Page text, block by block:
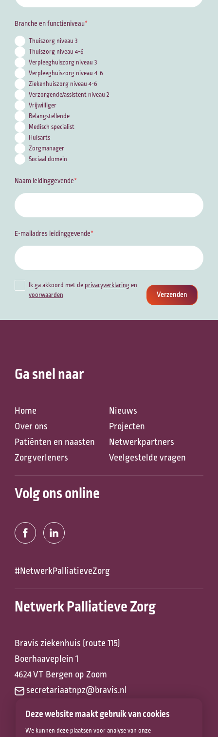
Deze website maakt gebruik van cookies
We kunnen deze plaatsen voor analyse van onze
Branche en functieniveau
Thuiszorg niveau 3
Thuiszorg niveau 4-6
Verpleeghuiszorg niveau 3
Verpleeghuiszorg niveau 4-6
Ziekenhuiszorg niveau 4-6
Verzorgende/assistent niveau 2
Vrijwilliger
Belangstellende
Medisch specialist
Huisarts
Zorgmanager
Sociaal domein
Naam leidinggevende
E-mailadres leidinggevende
Ik ga akkoord met de privacyverklaringen
voorwaarden
Verzenden
Ga snel naar
Home
Over ons
Patiënten en naasten
Zorgverleners
Nieuws
Projecten
Netwerkpartners
Veelgestelde vragen
Volg ons online
#NetwerkPalliatieveZorg
Netwerk Palliatieve Zorg
Bravis ziekenhuis (route 115)
Boerhaaveplein 1
4624 VT Bergen op Zoom
secretariaatnpz@bravis.nl